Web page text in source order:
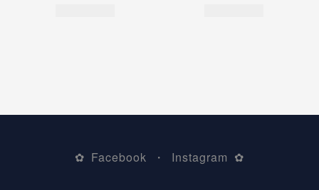
✿ Facebook ・ Instagram ✿